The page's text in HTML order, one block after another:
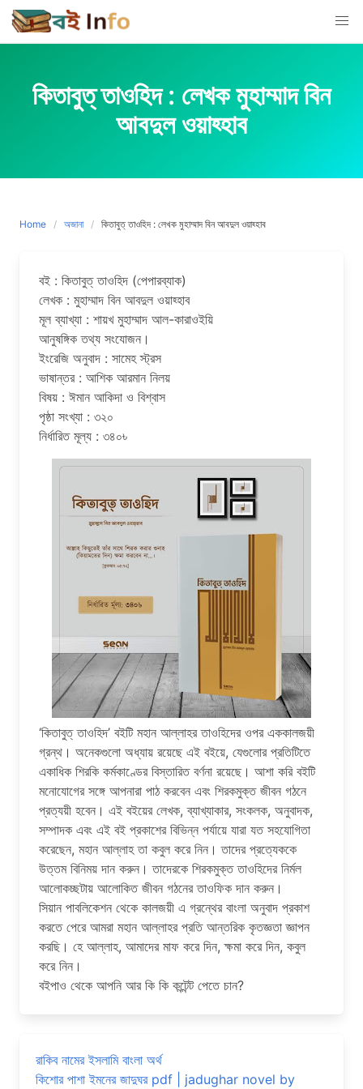
Skip
to
content
কিতাবুত্ তাওহিদ : লেখক মুহাম্মাদ বিন
আবদুল ওয়াহ্হাব
Home অজানা কিতাবুত্ তাওহিদ : লেখক মুহাম্মাদ বিন আবদুল ওয়াহ্হাব
বই : কিতাবুত্ তাওহিদ (পেপারব্যাক)
লেখক : মুহাম্মাদ বিন আবদুল ওয়াহ্হাব
মূল ব্যাখ্যা : শায়খ মুহাম্মাদ আল-কারাওইয়ি
আনুষঙ্গিক তথ্য সংযোজন।
ইংরেজি অনুবাদ : সামেহ স্ট্রস
ভাষান্তর : আশিক আরমান নিলয়
বিষয় : ঈমান আকিদা ও বিশ্বাস
পৃষ্ঠা সংখ্যা : ৩২০
নির্ধারিত মূল্য : ৩৪০৳
‘কিতাবুত্ তাওহিদ’ বইটি মহান আল্লাহর তাওহিদের ওপর এককালজয়ী
গ্রন্থ। অনেকগুলো অধ্যায় রয়েছে এই বইয়ে, যেগুলোর প্রতিটিতে
একাধিক শিরকি কর্মকাণ্ডের বিস্তারিত বর্ণনা রয়েছে। আশা করি বইটি
মনোযোগের সঙ্গে আপনারা পাঠ করবেন এবং শিরকমুক্ত জীবন গঠনে
প্রত্যয়ী হবেন। এই বইয়ের লেখক, ব্যাখ্যাকার, সংকলক, অনুবাদক,
সম্পাদক এবং এই বই প্রকাশের বিভিন্ন পর্যায়ে যারা যত সহযোগিতা
করেছেন, মহান আল্লাহ তা কবুল করে নিন। তাদের প্রত্যেককে
উত্তম বিনিময় দান করুন। তাদেরকে শিরকমুক্ত তাওহিদের নির্মল
আলোকচ্ছটায় আলোকিত জীবন গঠনের তাওফিক দান করুন।
সিয়ান পাবলিকেশন থেকে কালজয়ী এ গ্রন্থের বাংলা অনুবাদ প্রকাশ
করতে পেরে আমরা মহান আল্লাহর প্রতি আন্তরিক কৃতজ্ঞতা জ্ঞাপন
করছি। হে আল্লাহ, আমাদের মাফ করে দিন, ক্ষমা করে দিন, কবুল
করে নিন।
বইপাও থেকে আপনি আর কি কি কন্টেন্ট পেতে চান?
রাকিব নামের ইসলামি বাংলা অর্থ
কিশোর পাশা ইমনের জাদুঘর pdf | jadughar novel by